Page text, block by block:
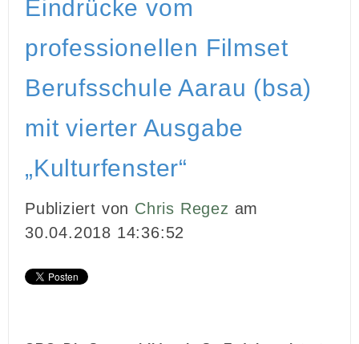
GHOSTWRITING
EVENTS
VIDEOPRODUKTION
Eindrücke vom
professionellen Filmset
Berufsschule Aarau (bsa)
mit vierter Ausgabe
„Kulturfenster“
Publiziert von Chris Regez am
30.04.2018 14:36:52